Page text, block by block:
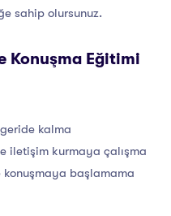
sahip olursunuz.
Konuşma Eğitimi
kalma
iletişim kurmaya çalışma
başlamama